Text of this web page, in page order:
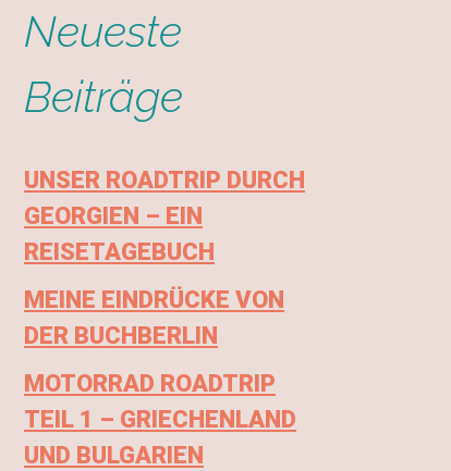
Neueste
Beiträge
UNSER ROADTRIP DURCH
GEORGIEN – EIN
REISETAGEBUCH
MEINE EINDRÜCKE VON
DER BUCHBERLIN
MOTORRAD ROADTRIP
TEIL 1 – GRIECHENLAND
UND BULGARIEN